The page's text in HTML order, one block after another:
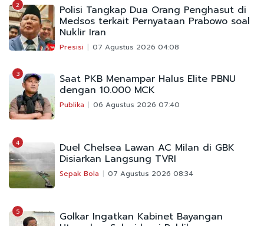
2 Polisi Tangkap Dua Orang Penghasut di
Medsos terkait Pernyataan Prabowo soal
Nuklir Iran
Presisi 07 Agustus 2026 04:08
3 Saat PKB Menampar Halus Elite PBNU
dengan 10.000 MCK
Publika 06 Agustus 2026 07:40
4 Duel Chelsea Lawan AC Milan di GBK
Disiarkan Langsung TVRI
Sepak Bola 07 Agustus 2026 08:34
5 Golkar Ingatkan Kabinet Bayangan